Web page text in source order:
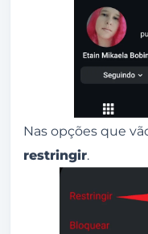
Nas opções que
restringir.